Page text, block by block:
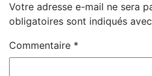
Votre adresse e-mail ne sera
obligatoires sont indiqués avec
Commentaire *